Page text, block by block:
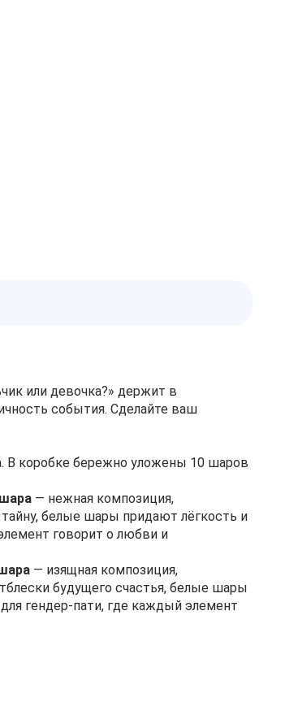
или девочка?» держит в
события. Сделайте ваш
В коробке бережно уложены 10 шаров
— нежная композиция,
белые шары придают лёгкость и
говорит о любви и
— изящная композиция,
будущего счастья, белые шары
гендер‑пати, где каждый элемент